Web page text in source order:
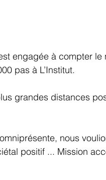
engagée à compter
pas à L’Institut.
grandes distances
nous
positif ... Mission